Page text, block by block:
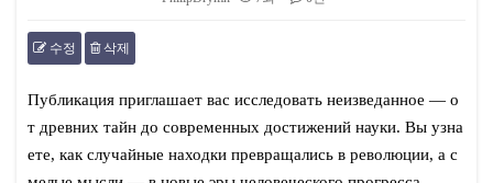
수정 삭제
Публикация приглашает вас исследовать неизведанное — о
т древних тайн до современных достижений науки. Вы узна
ете, как случайные находки превращались в революции, а с